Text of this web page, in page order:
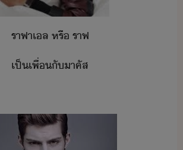
ราฟา​เล​ ​หรื​ ​ราฟ
เป็เพื่​ั​าคัส